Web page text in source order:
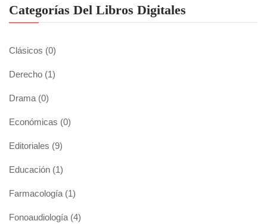
Categorías Del Libros Digitales
Clásicos (0)
Derecho (1)
Drama (0)
Económicas (0)
Editoriales (9)
Educación (1)
Farmacología (1)
Fonoaudiología (4)